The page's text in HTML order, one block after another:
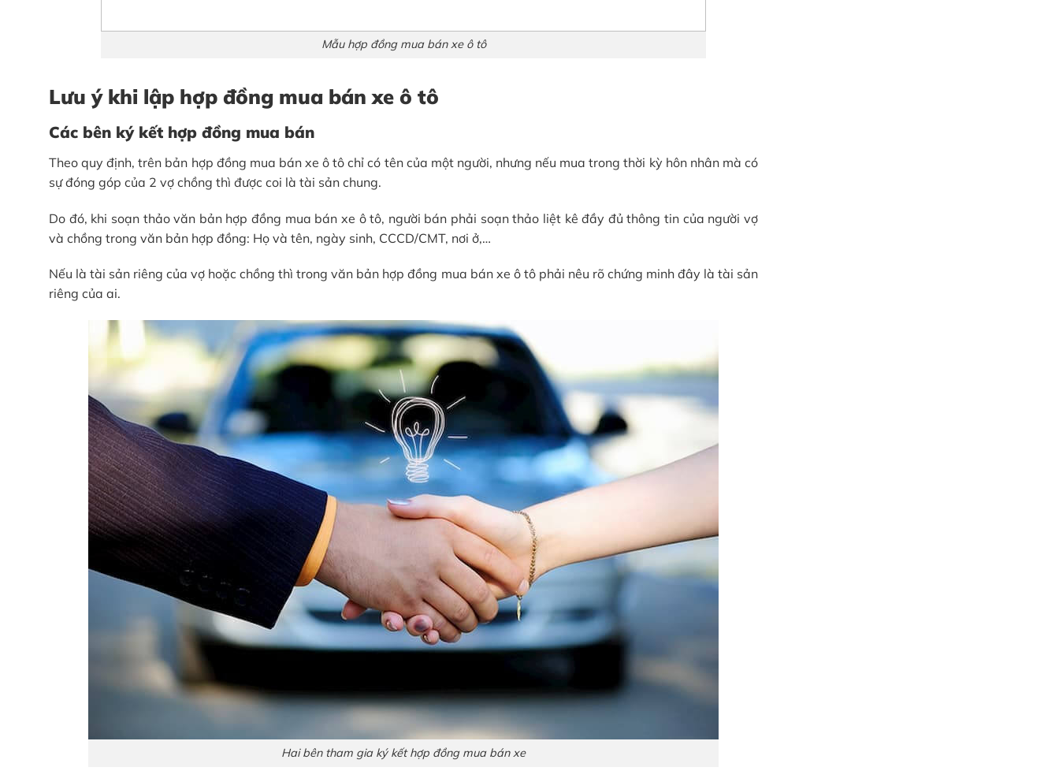
Mẫu hợp đồng mua bán xe ô tô
Lưu ý khi lập hợp đồng mua bán xe ô tô
Các bên ký kết hợp đồng mua bán
Theo quy định, trên bản hợp đồng mua bán xe ô tô chỉ có tên của một người, nhưng nếu mua trong thời kỳ hôn nhân mà có
sự đóng góp của 2 vợ chồng thì được coi là tài sản chung.
Do đó, khi soạn thảo văn bản hợp đồng mua bán xe ô tô, người bán phải soạn thảo liệt kê đầy đủ thông tin của người vợ
và chồng trong văn bản hợp đồng: Họ và tên, ngày sinh, CCCD/CMT, nơi ở,…
Nếu là tài sản riêng của vợ hoặc chồng thì trong văn bản hợp đồng mua bán xe ô tô phải nêu rõ chứng minh đây là tài sản
riêng của ai.
Hai bên tham gia ký kết hợp đồng mua bán xe